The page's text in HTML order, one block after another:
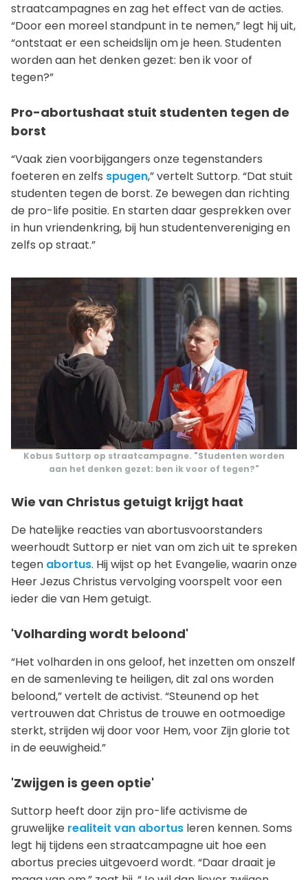
straatcampagnes en zag het effect van de acties.
“Door een moreel standpunt in te nemen,” legt hij uit,
“ontstaat er een scheidslijn om je heen. Studenten
worden aan het denken gezet: ben ik voor of
tegen?”
Pro-abortushaat stuit studenten tegen de
borst
“Vaak zien voorbijgangers onze tegenstanders
foeteren en zelfs spugen,” vertelt Suttorp. “Dat stuit
studenten tegen de borst. Ze bewegen dan richting
de pro-life positie. En starten daar gesprekken over
in hun vriendenkring, bij hun studentenvereniging en
zelfs op straat.”
Kobus Suttorp op straatcampagne. "Studenten worden
aan het denken gezet: ben ik voor of tegen?"
Wie van Christus getuigt krijgt haat
De hatelijke reacties van abortusvoorstanders
weerhoudt Suttorp er niet van om zich uit te spreken
tegen abortus. Hij wijst op het Evangelie, waarin onze
Heer Jezus Christus vervolging voorspelt voor een
ieder die van Hem getuigt.
'Volharding wordt beloond'
“Het volharden in ons geloof, het inzetten om onszelf
en de samenleving te heiligen, dit zal ons worden
beloond,” vertelt de activist. “Steunend op het
vertrouwen dat Christus de trouwe en ootmoedige
sterkt, strijden wij door voor Hem, voor Zijn glorie tot
in de eeuwigheid.”
'Zwijgen is geen optie'
Suttorp heeft door zijn pro-life activisme de
gruwelijke realiteit van abortus leren kennen. Soms
legt hij tijdens een straatcampagne uit hoe een
abortus precies uitgevoerd wordt. “Daar draait je